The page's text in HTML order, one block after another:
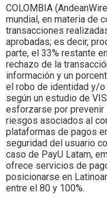
Colombia.
COLOMBIA
mundial, en materia de
transacciones
aprobadas; es decir,
parte, el 33% restante
rechazo de la
información y un
el robo de identidad y/
según un estudio de
esforzarse por
riesgos asociados al
plataformas de pagos
seguridad del usuario
caso de PayU Latam,
ofrece servicios de
posicionarse en
entre el 80 y 100%.